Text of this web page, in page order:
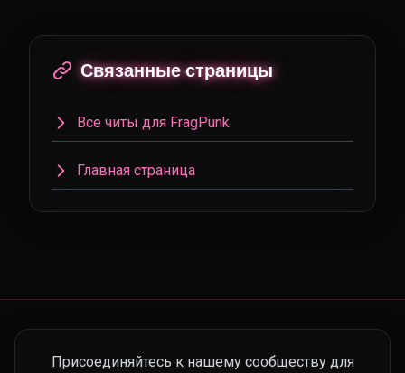
Связанные страницы
Все читы для FragPunk
Главная страница
Присоединяйтесь к нашему сообществу для